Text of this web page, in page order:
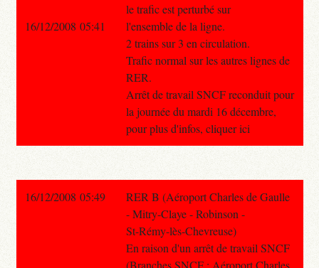
le trafic est perturbé sur
l'ensemble de la ligne.
2 trains sur 3 en circulation.
Trafic normal sur les autres lignes de
RER.
Arrêt de travail SNCF reconduit pour
la journée du mardi 16 décembre,
pour plus d'infos, cliquer ici
16/12/2008 05:41
16/12/2008 05:49
RER B (Aéroport Charles de Gaulle
- Mitry-Claye - Robinson -
St-Rémy-lès-Chevreuse)
En raison d'un arrêt de travail SNCF
(Branches SNCF : Aéroport Charles